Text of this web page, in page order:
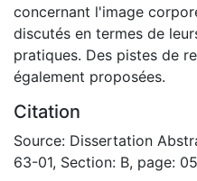
concernant l'image
discutés en termes de
pratiques. Des pistes de
également proposées.
Citation
Source: Dissertation
63-01, Section: B, page: